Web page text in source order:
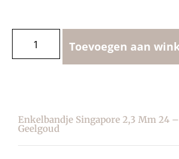
Toevoegen aan
Enkelbandje Singapore 2,3 Mm 24
Geelgoud